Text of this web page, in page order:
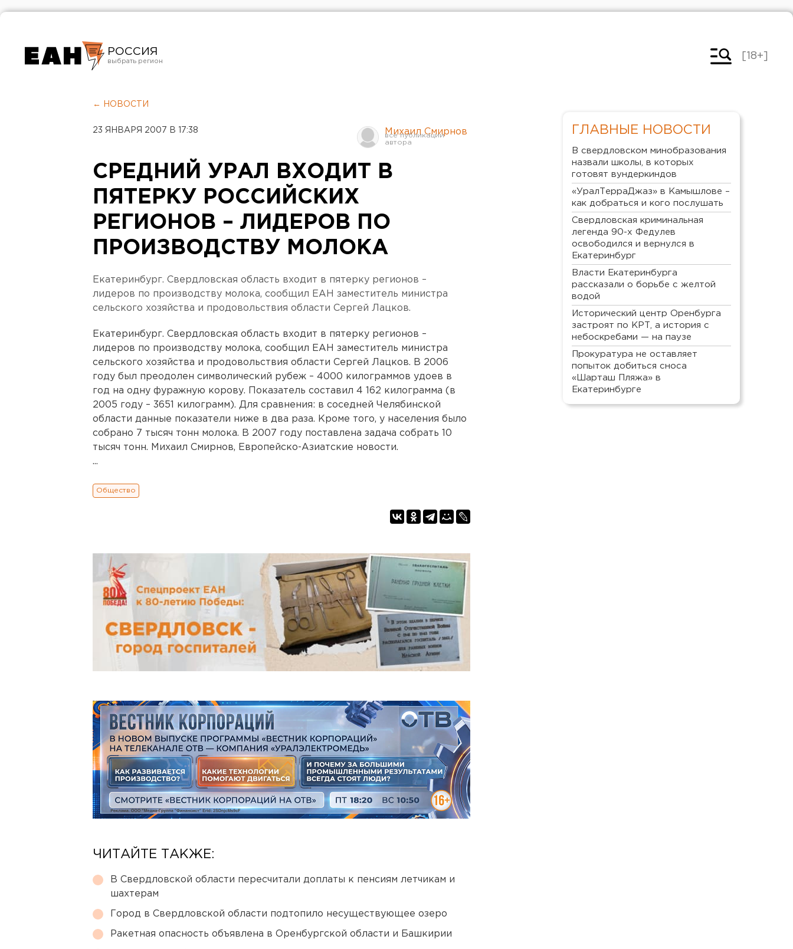
РОССИЯ
Челябинск
[18+]
← НОВОСТИ
23 ЯНВАРЯ 2007 В 17:38 Михаил Смирнов
СРЕДНИЙ УРАЛ ВХОДИТ В
ПЯТЕРКУ РОССИЙСКИХ
РЕГИОНОВ – ЛИДЕРОВ ПО
ПРОИЗВОДСТВУ МОЛОКА
Екатеринбург. Свердловская область входит в пятерку регионов –
лидеров по производству молока, сообщил ЕАН заместитель министра
сельского хозяйства и продовольствия области Сергей Лацков.
Екатеринбург. Свердловская область входит в пятерку регионов –
лидеров по производству молока, сообщил ЕАН заместитель министра
сельского хозяйства и продовольствия области Сергей Лацков. В 2006
году был преодолен символический рубеж – 4000 килограммов удоев в
год на одну фуражную корову. Показатель составил 4 162 килограмма (в
2005 году – 3651 килограмм). Для сравнения: в соседней Челябинской
области данные показатели ниже в два раза. Кроме того, у населения было
собрано 7 тысяч тонн молока. В 2007 году поставлена задача собрать 10
тысяч тонн. Михаил Смирнов, Европейско-Азиатские новости.
...
Общество
ЧИТАЙТЕ ТАКЖЕ:
В Свердловской области пересчитали доплаты к пенсиям летчикам и
шахтерам
Город в Свердловской области подтопило несуществующее озеро
Ракетная опасность объявлена в Оренбургской области и Башкирии
ГЛАВНЫЕ НОВОСТИ
В свердловском минобразования
назвали школы, в которых
готовят вундеркиндов
«УралТерраДжаз» в Камышлове –
как добраться и кого послушать
Свердловская криминальная
легенда 90-х Федулев
освободился и вернулся в
Екатеринбург
Власти Екатеринбурга
рассказали о борьбе с желтой
водой
Исторический центр Оренбурга
застроят по КРТ, а история с
небоскребами — на паузе
Прокуратура не оставляет
попыток добиться сноса
«Шарташ Пляжа» в
Екатеринбурге